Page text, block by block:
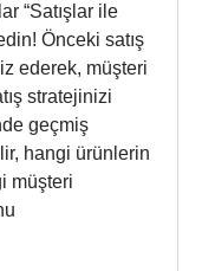
“Satışlar ile
Önceki satış
ederek, müşteri
stratejinizi
geçmiş
hangi ürünlerin
müşteri